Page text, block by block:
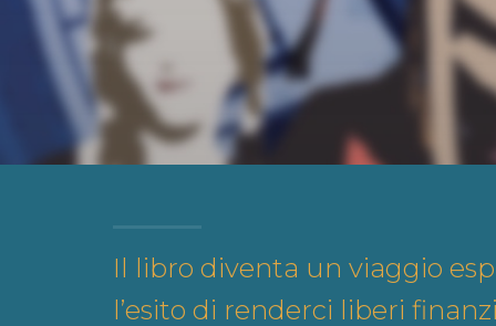
Il libro diventa un viaggio
l’esito di renderci liberi